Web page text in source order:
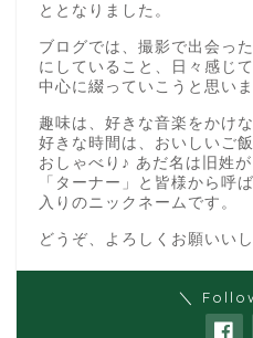
ととなりました。
ブログでは、撮影で出会っ
にしていること、日々感じ
中心に綴っていこうと思いま
趣味は、好きな音楽をかけ
好きな時間は、おいしいご
おしゃべり♪ あだ名は旧姓
「ターナー」と皆様から呼
入りのニックネームです。
どうぞ、よろしくお願いい
＼